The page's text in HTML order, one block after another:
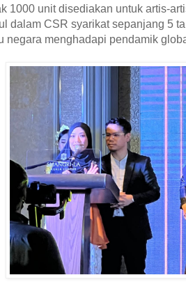
1000 unit disediakan untuk artis-
dalam CSR syarikat sepanjang 5
negara menghadapi pendamik